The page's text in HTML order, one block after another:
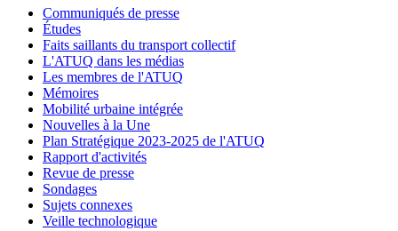
Communiqués de presse
Études
Faits saillants du transport collectif
L'ATUQ dans les médias
Les membres de l'ATUQ
Mémoires
Mobilité urbaine intégrée
Nouvelles à la Une
Plan Stratégique 2023-2025 de l'ATUQ
Rapport d'activités
Revue de presse
Sondages
Sujets connexes
Veille technologique